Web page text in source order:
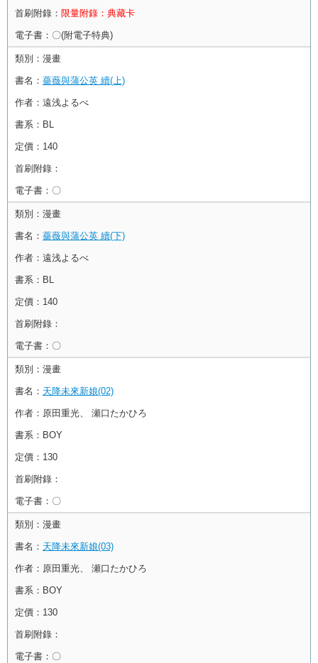
首刷附錄： 限量附錄：典藏卡
電子書： 〇(附電子特典)
類別： 漫畫
書名： 薔薇與蒲公英 續(上)
作者： 遠浅よるべ
書系： BL
定價： 140
首刷附錄：
電子書： 〇
類別： 漫畫
書名： 薔薇與蒲公英 續(下)
作者： 遠浅よるべ
書系： BL
定價： 140
首刷附錄：
電子書： 〇
類別： 漫畫
書名： 天降未來新娘(02)
作者： 原田重光、 瀬口たかひろ
書系： BOY
定價： 130
首刷附錄：
電子書： 〇
類別： 漫畫
書名： 天降未來新娘(03)
作者： 原田重光、 瀬口たかひろ
書系： BOY
定價： 130
首刷附錄：
電子書： 〇